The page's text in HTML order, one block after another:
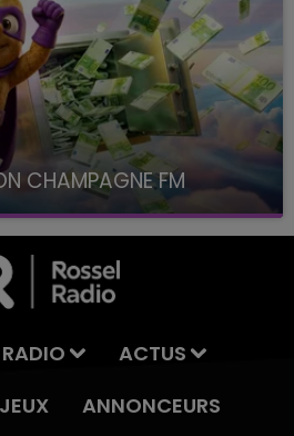
CHAMPAGNE FM
FM, à 8H10
RADIO
ACTUS
JEUX ANNONCEURS